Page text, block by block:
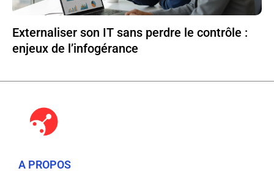
Externaliser son IT sans perdre le contrôle :
enjeux de l’infogérance
A PROPOS